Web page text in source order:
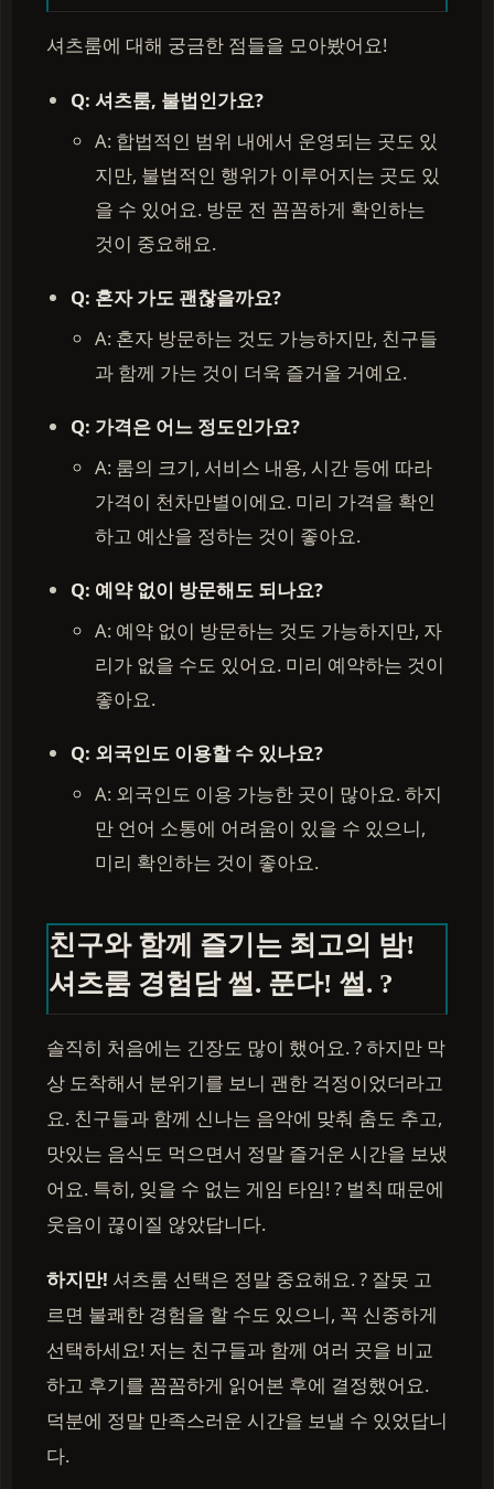
셔츠룸에 대해 궁금한 점들을 모아봤어요!
Q: 셔츠룸, 불법인가요?
A: 합법적인 범위 내에서 운영되는 곳도 있
지만, 불법적인 행위가 이루어지는 곳도 있
을 수 있어요. 방문 전 꼼꼼하게 확인하는
것이 중요해요.
Q: 혼자 가도 괜찮을까요?
A: 혼자 방문하는 것도 가능하지만, 친구들
과 함께 가는 것이 더욱 즐거울 거예요.
Q: 가격은 어느 정도인가요?
A: 룸의 크기, 서비스 내용, 시간 등에 따라
가격이 천차만별이에요. 미리 가격을 확인
하고 예산을 정하는 것이 좋아요.
Q: 예약 없이 방문해도 되나요?
A: 예약 없이 방문하는 것도 가능하지만, 자
리가 없을 수도 있어요. 미리 예약하는 것이
좋아요.
Q: 외국인도 이용할 수 있나요?
A: 외국인도 이용 가능한 곳이 많아요. 하지
만 언어 소통에 어려움이 있을 수 있으니,
미리 확인하는 것이 좋아요.
친구와 함께 즐기는 최고의 밤!
셔츠룸 경험담 썰. 푼다! 썰. ?
솔직히 처음에는 긴장도 많이 했어요. ? 하지만 막
상 도착해서 분위기를 보니 괜한 걱정이었더라고
요. 친구들과 함께 신나는 음악에 맞춰 춤도 추고,
맛있는 음식도 먹으면서 정말 즐거운 시간을 보냈
어요. 특히, 잊을 수 없는 게임 타임! ? 벌칙 때문에
웃음이 끊이질 않았답니다.
하지만! 셔츠룸 선택은 정말 중요해요. ? 잘못 고
르면 불쾌한 경험을 할 수도 있으니, 꼭 신중하게
선택하세요! 저는 친구들과 함께 여러 곳을 비교
하고 후기를 꼼꼼하게 읽어본 후에 결정했어요.
덕분에 정말 만족스러운 시간을 보낼 수 있었답니
다.